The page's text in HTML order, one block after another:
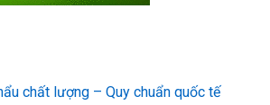
chất lượng – Quy chuẩn quốc tế